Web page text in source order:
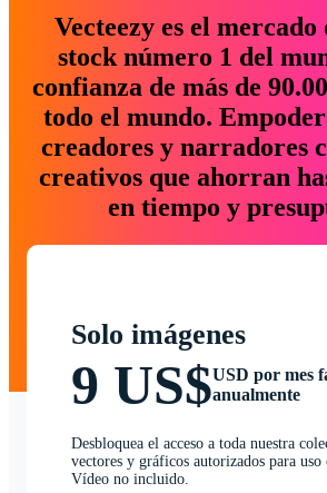
Vecteezy es el mercado
stock número 1 del
confianza de más de
todo el mundo.
creadores y narradores
creativos que ahorran
en tiempo y
Solo imágenes
9 US$USD por mes
anualmente
Desbloquea el acceso a toda nuestra
vectores y gráficos autorizados para uso
Vídeo no incluido.